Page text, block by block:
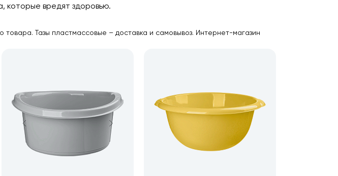
которые вредят здоровью.
Тазы пластмассовые – доставка и самовывоз. Интернет-магазин